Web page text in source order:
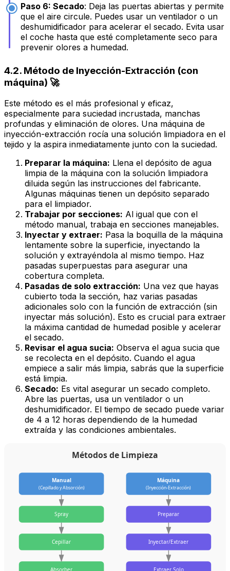
Paso 6: Secado: Deja las puertas abiertas y permite
que el aire circule. Puedes usar un ventilador o un
deshumidificador para acelerar el secado. Evita usar
el coche hasta que esté completamente seco para
prevenir olores a humedad.
4.2. Método de Inyección-Extracción (con
máquina) 🚀
Este método es el más profesional y eficaz,
especialmente para suciedad incrustada, manchas
profundas y eliminación de olores. Una máquina de
inyección-extracción rocía una solución limpiadora en el
tejido y la aspira inmediatamente junto con la suciedad.
Preparar la máquina: Llena el depósito de agua
limpia de la máquina con la solución limpiadora
diluida según las instrucciones del fabricante.
Algunas máquinas tienen un depósito separado
para el limpiador.
Trabajar por secciones: Al igual que con el
método manual, trabaja en secciones manejables.
Inyectar y extraer: Pasa la boquilla de la máquina
lentamente sobre la superficie, inyectando la
solución y extrayéndola al mismo tiempo. Haz
pasadas superpuestas para asegurar una
cobertura completa.
Pasadas de solo extracción: Una vez que hayas
cubierto toda la sección, haz varias pasadas
adicionales solo con la función de extracción (sin
inyectar más solución). Esto es crucial para extraer
la máxima cantidad de humedad posible y acelerar
el secado.
Revisar el agua sucia: Observa el agua sucia que
se recolecta en el depósito. Cuando el agua
empiece a salir más limpia, sabrás que la superficie
está limpia.
Secado: Es vital asegurar un secado completo.
Abre las puertas, usa un ventilador o un
deshumidificador. El tiempo de secado puede variar
de 4 a 12 horas dependiendo de la humedad
extraída y las condiciones ambientales.
Métodos de Limpieza
Manual
(Cepillado y Absorción)
Spray
Cepillar
Absorber
Máquina
(Inyección-Extracción)
Preparar
Inyectar/Extraer
Extraer Solo